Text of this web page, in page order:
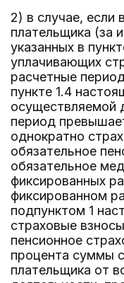
2) в случае, если
плательщика (за
указанных в
уплачивающих
расчетные
пункте 1.4
осуществляемой
период
однократно
обязательное
обязательное
фиксированных
фиксированном
подпунктом 1
страховые
пенсионное
процента суммы
плательщика от